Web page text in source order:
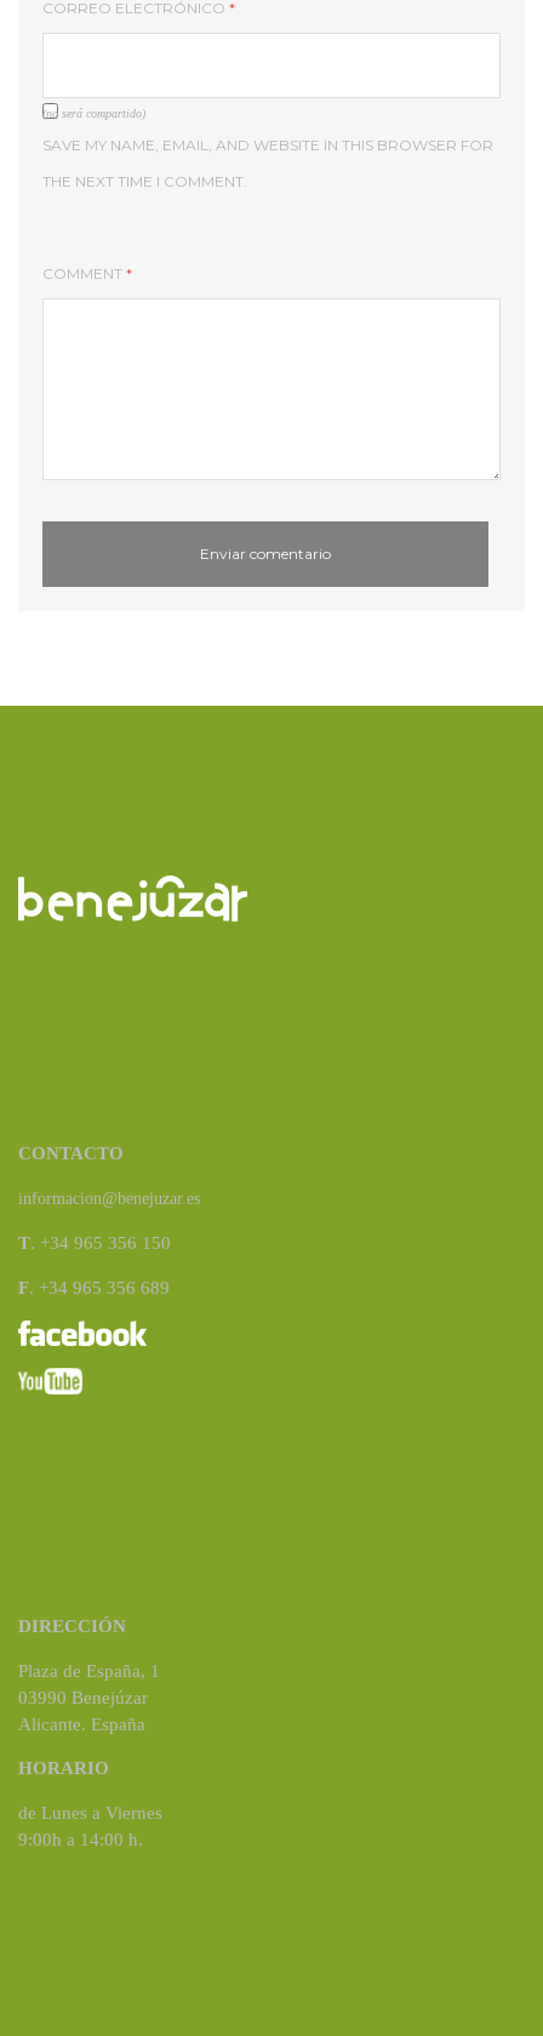
CORREO ELECTRÓNICO *
(no será compartido)
SAVE MY NAME, EMAIL, AND WEBSITE IN THIS BROWSER FOR
THE NEXT TIME I COMMENT.
COMMENT *
CONTACTO
informacion@benejuzar.es
T. +34 965 356 150
F. +34 965 356 689
DIRECCIÓN
Plaza de España, 1
03990 Benejúzar
Alicante. España
HORARIO
de Lunes a Viernes
9:00h a 14:00 h.